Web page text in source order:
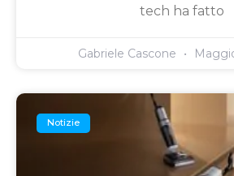
tech ha fatto
Gabriele Cascone
Notizie